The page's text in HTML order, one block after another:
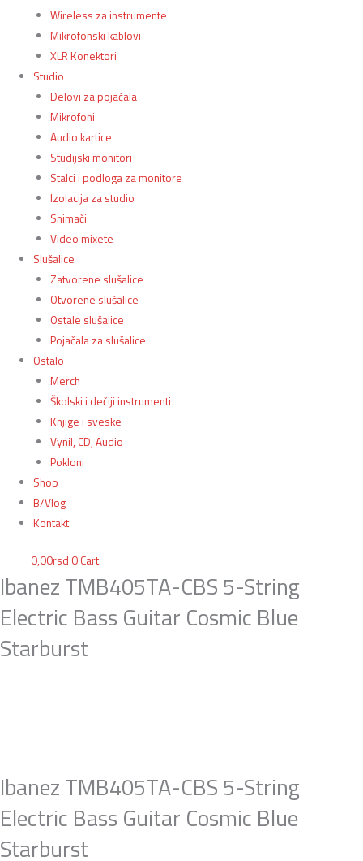
Wireless za instrumente
Mikrofonski kablovi
XLR Konektori
Studio
Delovi za pojačala
Mikrofoni
Audio kartice
Studijski monitori
Stalci i podloga za monitore
Izolacija za studio
Snimači
Video mixete
Slušalice
Zatvorene slušalice
Otvorene slušalice
Ostale slušalice
Pojačala za slušalice
Ostalo
Merch
Školski i dečiji instrumenti
Knjige i sveske
Vynil, CD, Audio
Pokloni
Shop
B/Vlog
Kontakt
0,00rsd 0 Cart
Ibanez TMB405TA-CBS 5-String
Electric Bass Guitar Cosmic Blue
Starburst
Ibanez TMB405TA-CBS 5-String
Electric Bass Guitar Cosmic Blue
Starburst